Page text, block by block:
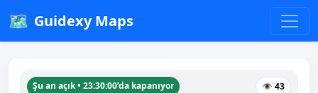
🗺️ Guidexy Maps
Şu an açık • 23:30:00’da kapanıyor 👁 43